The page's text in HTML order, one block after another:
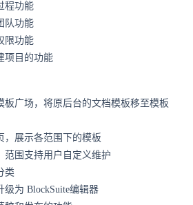
程功能
队功能
限功能
项目的功能
板广场，将原后台的文档模板移至模板
，展示各范围下的模板
范围支持用户自定义维护
类
级为 BlockSuite编辑器